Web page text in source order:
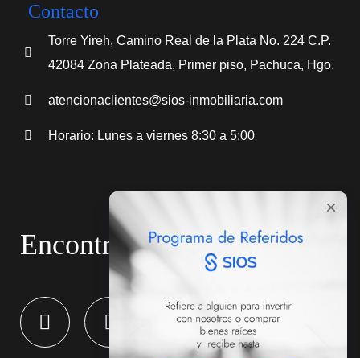
Contacto
Torre Yireh, Camino Real de la Plata No. 224 C.P.
42084 Zona Plateada, Primer piso, Pachuca, Hgo.
atencionaclientes@sios-inmobiliaria.com
Horario: Lunes a viernes 8:30 a 5:00
Encontramos el cómo sí